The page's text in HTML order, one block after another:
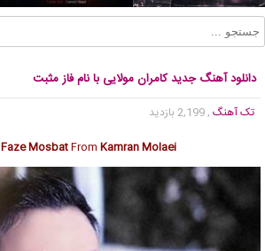
دانلود آهنگ جدید کامران مولایی با نام فاز مثبت
تک آهنگ , 2,199 بازدید
Faze MosbatFrom Kamran Molaei